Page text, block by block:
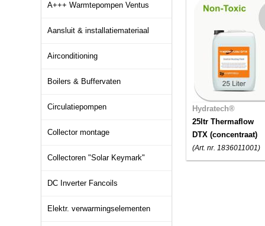
A+++ Warmtepompen Ventus
Aansluit & installatiemateriaal
Airconditioning
Boilers & Buffervaten
Circulatiepompen
Collector montage
Collectoren "Solar Keymark"
DC Inverter Fancoils
Elektr. verwarmingselementen
Hydratech®
25ltr Thermaflow
DTX (concentraat)
(Art. nr. 1836011001)